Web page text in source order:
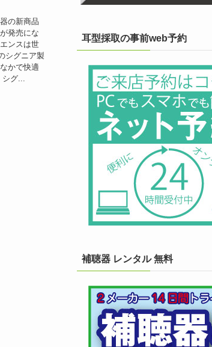
の新商品
発売にな
ンスは世
シグニア製
かで快適
シグ...
耳型採取の事前web予約
補聴器 レンタル 無料